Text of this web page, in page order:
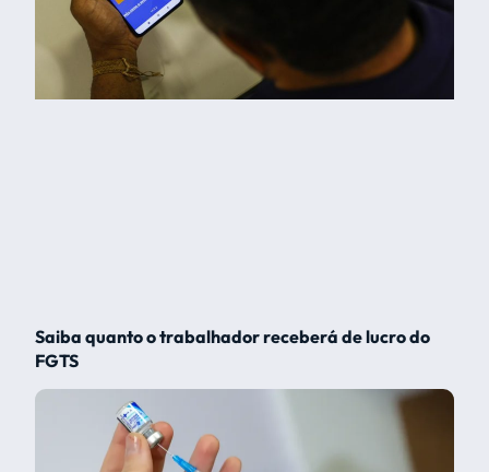
Saiba quanto o trabalhador receberá de lucro do
FGTS